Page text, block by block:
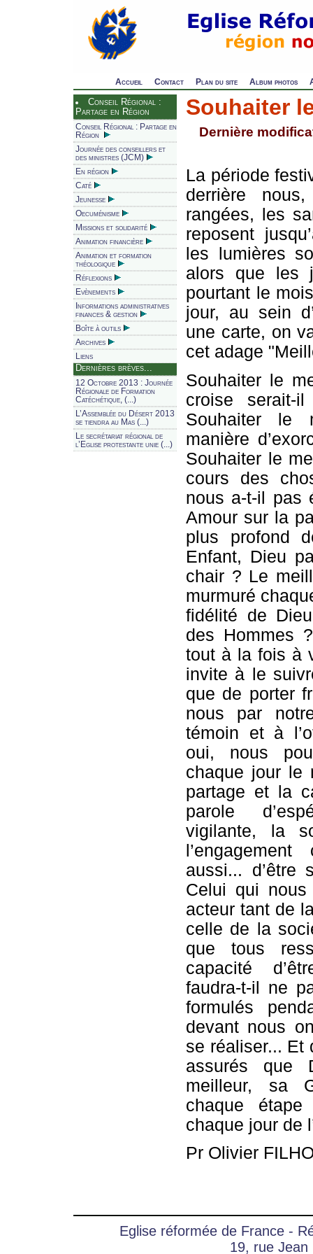
Accueil Contact Plan du site Album photos
Conseil Régional :
Partage en Région
Conseil Régional : Partage en
Région
Journée des conseillers et
des ministres (JCM)
En région
Caté
Jeunesse
Oecuménisme
Missions et solidarité
Animation financière
Animation et formation
théologique
Réflexions
Evènements
Informations administratives
finances & gestion
Boîte à outils
Archives
Liens
Dernières brèves...
12 Octobre 2013 : Journée
Régionale de Formation
Catéchétique, (...)
L’Assemblée du Désert 2013
se tiendra au Mas (...)
Le secrétariat régional de
l’Eglise protestante unie (...)
Souhaiter
Dernière
La période
derrière
rangées, les
reposent
les lumières
alors que les
pourtant le
jour, au sein
une carte, on
cet adage
Souhaiter le
croise serait-
Souhaiter le
manière
Souhaiter le
cours des
nous a-t-il pas
Amour sur la
plus profond
Enfant, Dieu
chair ? Le
murmuré
fidélité de
des Hommes
tout à la fois à
invite à le
que de porter
nous par
témoin et à
oui, nous
chaque jour le
partage et la
parole
vigilante, la
l’engagement
aussi... d’être
Celui qui nous
acteur tant de
celle de la
que tous
capacité
faudra-t-il ne
formulés
devant nous
se réaliser... Et
assurés que
meilleur, sa
chaque
chaque jour de
Pr Olivier
Eglise réformée de France -
19, rue Jean